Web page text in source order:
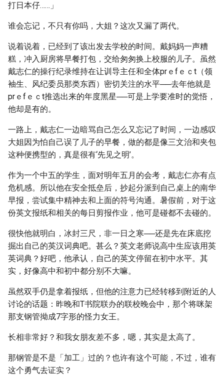
打日本仔……」
谁会忘记，不只有你吗，大姐？这次又漏了两代。
说着说着，已经到了该出发去学校的时间。戴妈妈一声糟
糕，冲入厨房将早餐打包，交给匆匆换上校服的儿子。虽然
戴志仁的操行纪录维持在让训导主任和全体prｅfｅｃt（领
袖生、风纪委员那类东西）密切关注的水平──去年他就是
prｅfｅｃt推选出来的年度黑星──可是上学要准时的觉悟，
他却是有的。
一路上，戴志仁一边暗骂自己怎么又忘记了时间，一边感叹
大姐因为怕自己误了儿子的早餐，做的都是像三文治和夹包
这种便携型的，真是很有‘先见之明’。
作为一个中五的学生，面对明年五月的会考，戴志仁亦有点
危机感。所以他在安全抵垒后，抄起分派到自己桌上的南华
早报，尝试集中精神去和上面的符号沟通。暑假前，对于这
份英文报纸和相关的每日剪报作业，他可是碰都不去碰的。
很快他就明白，冰封三尺，非一日之寒──还是先在床底挖
掘出自己的英汉词典吧。甚么？英文老师说高中生应该用英
英词典？好吧，他承认，自己的英文停留在初中水平。其
实，好像高中和初中都分别不大嘛。
虽然双手仍是拿着报纸，但他的注意力已经转移到附近的人
讨论的话题：昨晚和T书院联办的联校晚会中，那个将咪架
那支钢管拗成7字形的怪力女王。
长相非常好？和我女朋友差不多，嗯，其实是太高了。
那钢管是不是「加工」过的？也许有这个可能，不过，谁有
这个勇气去证实？